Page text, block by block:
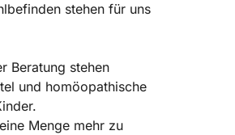
stehen für uns
Beratung stehen
und homöopathische
Menge mehr zu